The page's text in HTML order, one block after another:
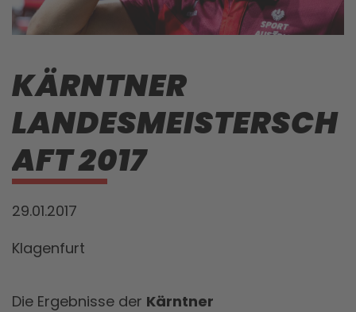
KÄRNTNER
LANDESMEISTERSCH
AFT 2017
29.01.2017
Klagenfurt
Die Ergebnisse der Kärntner